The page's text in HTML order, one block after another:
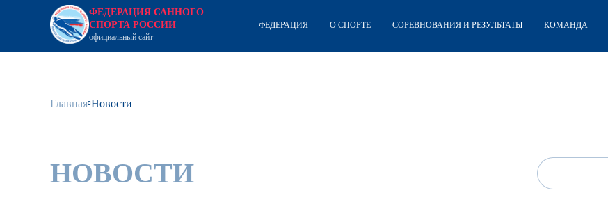
ФЕДЕРАЦИЯ САННОГО
СПОРТА РОССИИ
официальный сайт
ФЕДЕРАЦИЯ О СПОРТЕ СОРЕВНОВАНИЯ И РЕЗУЛЬТАТЫ КОМАНДА
Главная Новости
НОВОСТИ